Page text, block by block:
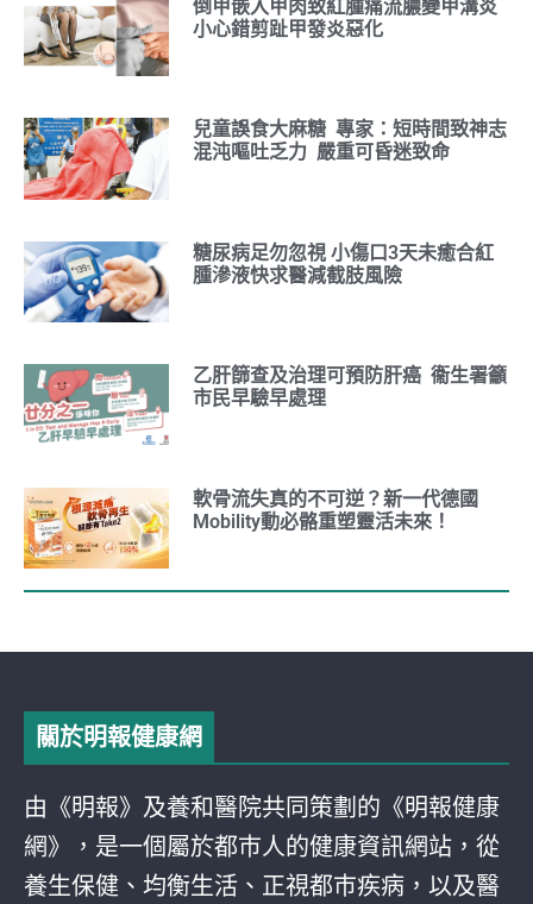
倒甲嵌入甲肉致紅腫痛流膿變甲溝炎
小心錯剪趾甲發炎惡化
兒童誤食大麻糖 專家：短時間致神志
混沌嘔吐乏力 嚴重可昏迷致命
糖尿病足勿忽視 小傷口3天未癒合紅
腫滲液快求醫減截肢風險
乙肝篩查及治理可預防肝癌 衞生署籲
市民早驗早處理
軟骨流失真的不可逆？新一代德國
Mobility動必骼重塑靈活未來！
關於明報健康網
由《明報》及養和醫院共同策劃的《明報健康
網》，是一個屬於都巿人的健康資訊網站，從
養生保健、均衡生活、正視都巿疾病，以及醫